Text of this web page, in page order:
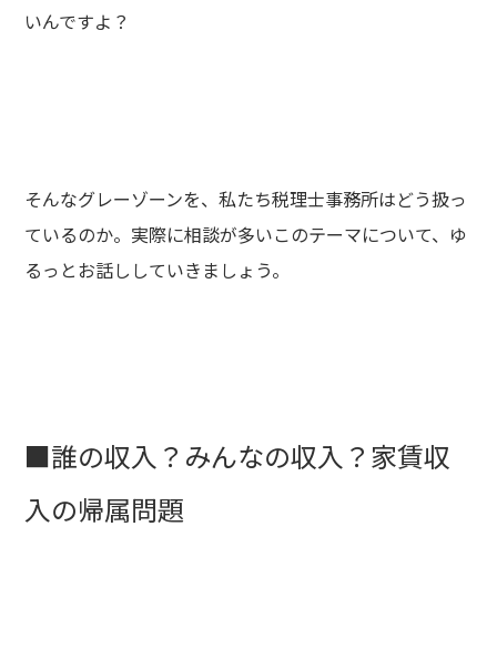
いんですよ？
そんなグレーゾーンを、私たち税理士事務所はどう扱っ
ているのか。実際に相談が多いこのテーマについて、ゆ
るっとお話ししていきましょう。
■誰の収入？みんなの収入？家賃収
入の帰属問題